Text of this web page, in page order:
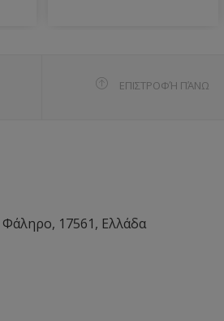
ΕΠΙΣΤΡΟΦΉ ΠΆΝΩ
Φάληρο, 17561, Ελλάδα